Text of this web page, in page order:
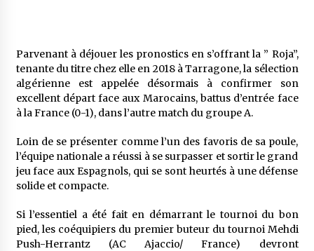
5 ans ago
Rencontre nocturne dans le désert (Un conte
touareg)
5 ans ago
Un conte targui/ Quand la tête est vide
5 ans ago
Tradition orale/ D’où viennent les contes et à
6 ans ago
Parvenant à déjouer les pronostics en s’offrant la ” Roja”,
tenante du titre chez elle en 2018 à Tarragone, la sélection
algérienne est appelée désormais à confirmer son
excellent départ face aux Marocains, battus d’entrée face
à la France (0-1), dans l’autre match du groupe A.
Loin de se présenter comme l’un des favoris de sa poule,
l’équipe nationale a réussi à se surpasser et sortir le grand
jeu face aux Espagnols, qui se sont heurtés à une défense
solide et compacte.
Si l’essentiel a été fait en démarrant le tournoi du bon
pied, les coéquipiers du premier buteur du tournoi Mehdi
Push-Herrantz (AC Ajaccio/ France) devront